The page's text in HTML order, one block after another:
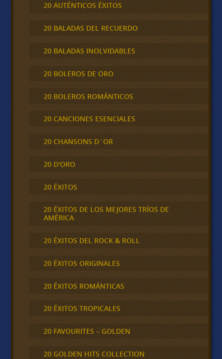
20 AUTÉNTICOS ÉXITOS
20 BALADAS DEL RECUERDO
20 BALADAS INOLVIDABLES
20 BOLEROS DE ORO
20 BOLEROS ROMÁNTICOS
20 CANCIONES ESENCIALES
20 CHANSONS D´OR
20 D'ORO
20 ÉXITOS
20 ÉXITOS DE LOS MEJORES TRÍOS DE
AMÉRICA
20 ÉXITOS DEL ROCK & ROLL
20 ÉXITOS ORIGINALES
20 ÉXITOS ROMÁNTICAS
20 ÉXITOS TROPICALES
20 FAVOURITES – GOLDEN
20 GOLDEN HITS COLLECTION